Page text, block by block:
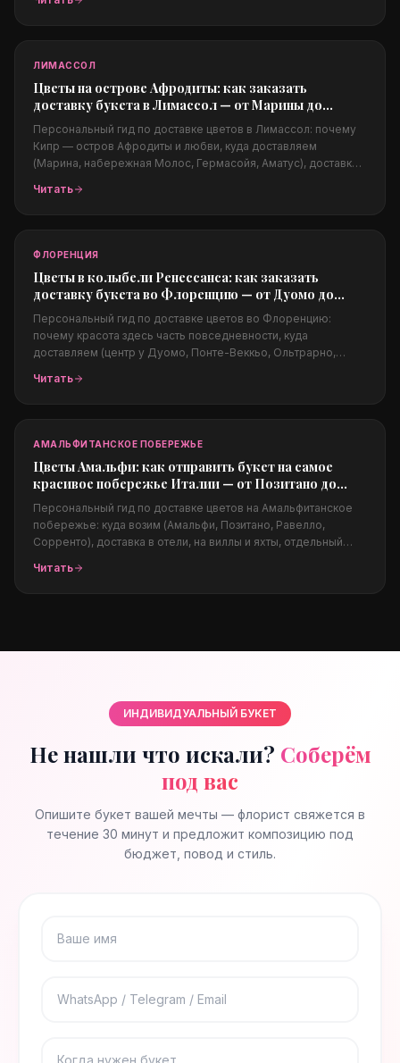
подходят жаркому и ветреному климату, цены в долларах и
ЛИМАССОЛ
Цветы на острове Афродиты: как заказать
доставку букета в Лимассол — от Марины до
набережной Молос
Персональный гид по доставке цветов в Лимассол: почему
Кипр — остров Афродиты и любви, куда доставляем
(Марина, набережная Молос, Гермасойя, Аматус), доставка в
жаркому климату, цены в евро и заказ из-за границы.
Читать
ФЛОРЕНЦИЯ
Цветы в колыбели Ренессанса: как заказать
доставку букета во Флоренцию — от Дуомо до
Понте-Веккьо
Персональный гид по доставке цветов во Флоренцию:
почему красота здесь часть повседневности, куда
доставляем (центр у Дуомо, Понте-Веккьо, Ольтрарно,
годовщины, предложения на закате), цены в евро и заказ из-
Читать
АМАЛЬФИТАНСКОЕ ПОБЕРЕЖЬЕ
Цветы Амальфи: как отправить букет на самое
красивое побережье Италии — от Позитано до
Равелло
Персональный гид по доставке цветов на Амальфитанское
побережье: куда возим (Амальфи, Позитано, Равелло,
Сорренто), доставка в отели, на виллы и яхты, отдельный
какие цветы подходят климату, цены в евро и заказ из-за
Читать
ИНДИВИДУАЛЬНЫЙ БУКЕТ
Не нашли что искали? Соберём
под вас
Опишите букет вашей мечты — флорист свяжется в
течение 30 минут и предложит композицию под
бюджет, повод и стиль.